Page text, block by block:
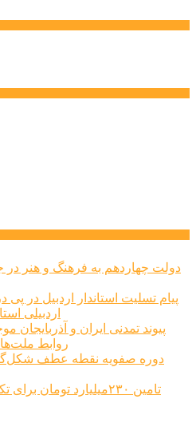
دولت چهاردهم به فرهنگ و هنر در
پیام تسلیت استاندار اردبیل در
اردبیلی
پیوند تمدنی ایران و آذربایجان
روابط
دوره صفویه نقطه عطف
تامین ۲۳۰میلیارد تومان برای تکمیل تالار شهر اردبیل